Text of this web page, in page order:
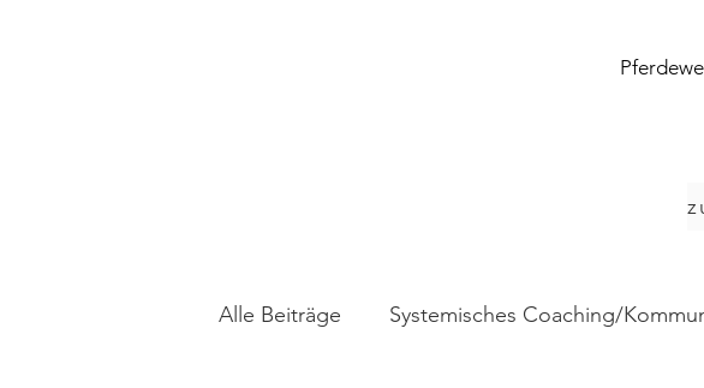
Alle Beiträge Systemisches Coaching/